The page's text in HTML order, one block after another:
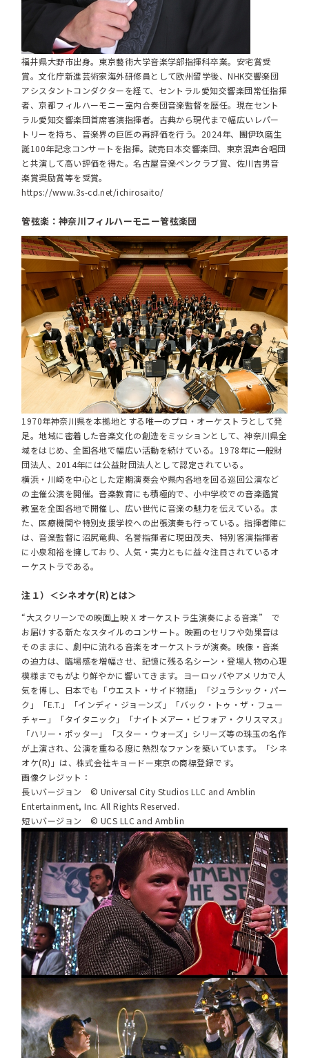
福井県大野市出身。東京藝術大学音楽学部指揮科卒業。安宅賞受
賞。文化庁新進芸術家海外研修員として欧州留学後、NHK交響楽団
アシスタントコンダクターを経て、セントラル愛知交響楽団常任指揮
者、京都フィルハーモニー室内合奏団音楽監督を歴任。現在セント
ラル愛知交響楽団首席客演指揮者。古典から現代まで幅広いレパー
トリーを持ち、音楽界の巨匠の再評価を行う。2024年、團伊玖磨生
誕100年記念コンサートを指揮。読売日本交響楽団、東京混声合唱団
と共演して高い評価を得た。名古屋音楽ペンクラブ賞、佐川吉男音
楽賞奨励賞等を受賞。
https://www.3s-cd.net/ichirosaito/
管弦楽：神奈川フィルハーモニー管弦楽団
1970年神奈川県を本拠地とする唯一のプロ・オーケストラとして発
足。地域に密着した音楽文化の創造をミッションとして、神奈川県全
域をはじめ、全国各地で幅広い活動を続けている。1978年に一般財
団法人、2014年には公益財団法人として認定されている。
横浜・川崎を中心とした定期演奏会や県内各地を回る巡回公演など
の主催公演を開催。音楽教育にも積極的で、小中学校での音楽鑑賞
教室を全国各地で開催し、広い世代に音楽の魅力を伝えている。ま
た、医療機関や特別支援学校への出張演奏も行っている。指揮者陣に
は、音楽監督に沼尻竜典、名誉指揮者に現田茂夫、特別客演指揮者
に小泉和裕を擁しており、人気・実力ともに益々注目されているオ
ーケストラである。
注１）＜シネオケ(R)とは＞
“大スクリーンでの映画上映 X オーケストラ生演奏による音楽” で
お届けする新たなスタイルのコンサート。映画のセリフや効果音は
そのままに、劇中に流れる音楽をオーケストラが演奏。映像・音楽
の迫力は、臨場感を増幅させ、記憶に残る名シーン・登場人物の心理
模様までもがより鮮やかに響いてきます。ヨーロッパやアメリカで人
気を博し、日本でも「ウエスト・サイド物語」「ジュラシック・パー
ク」「E.T.」「インディ・ジョーンズ」「バック・トゥ・ザ・フュー
チャー」「タイタニック」「ナイトメアー・ビフォア・クリスマス」
「ハリー・ポッター」「スター・ウォーズ」シリーズ等の珠玉の名作
が上演され、公演を重ねる度に熱烈なファンを築いています。「シネ
オケ(R)」は、株式会社キョードー東京の商標登録です。
画像クレジット：
長いバージョン © Universal City Studios LLC and Amblin
Entertainment, Inc. All Rights Reserved.
短いバージョン © UCS LLC and Amblin